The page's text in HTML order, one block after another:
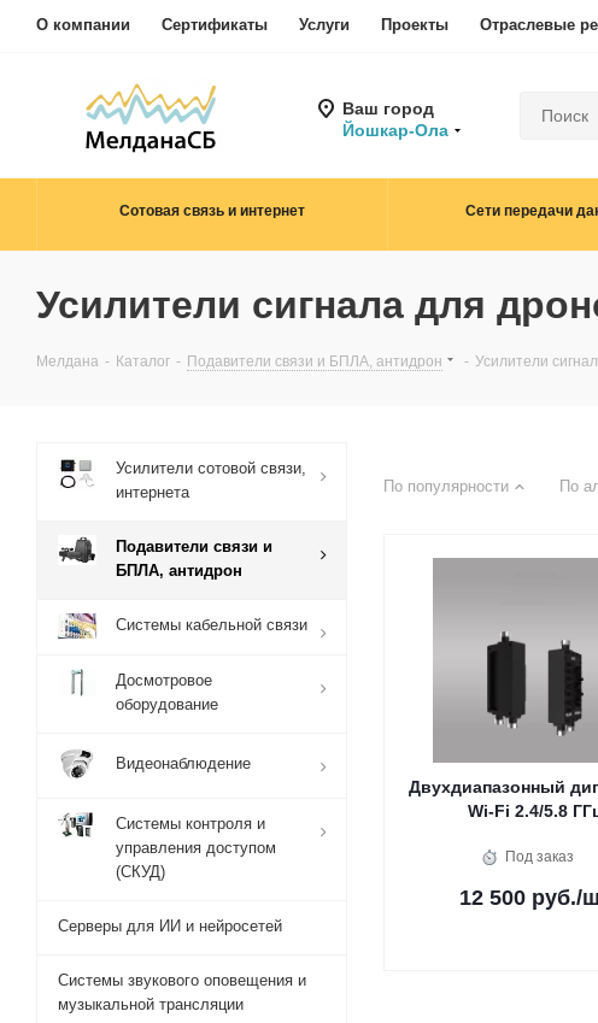
О компании Сертификаты Услуги Проекты Отраслевые
Ваш город
Йошкар-Ола
Сотовая связь и интернет Сети передачи
Усилители сигнала для
Мелдана - Каталог - Подавители связи и БПЛА, антидрон - Усилители
По популярности По
Двухдиапазонный
Wi-Fi 2.4/5.8
Под заказ
12 500 руб./
Усилители сотовой связи,
интернета
Подавители связи и
БПЛА, антидрон
Системы кабельной связи
Досмотровое
оборудование
Видеонаблюдение
Системы контроля и
управления доступом
(СКУД)
Серверы для ИИ и нейросетей
Системы звукового оповещения и
музыкальной трансляции